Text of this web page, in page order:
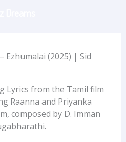
Ezhumalai (2025) | Sid
Lyrics from the Tamil film
Raanna and Priyanka
composed by D. Imman